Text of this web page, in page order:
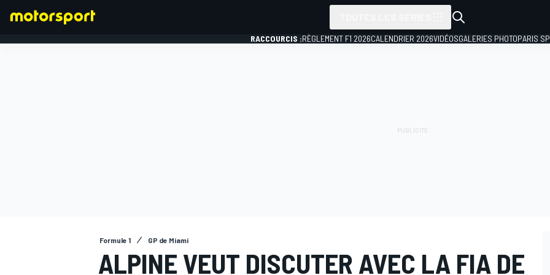
RACCOURCIS :RÈGLEMENT F1 2026CALENDRIER 2026VIDÉOSGALERIES PHOTOPARIS
Formule 1 GP de Miami
ALPINE VEUT DISCUTER AVEC LA FIA DE